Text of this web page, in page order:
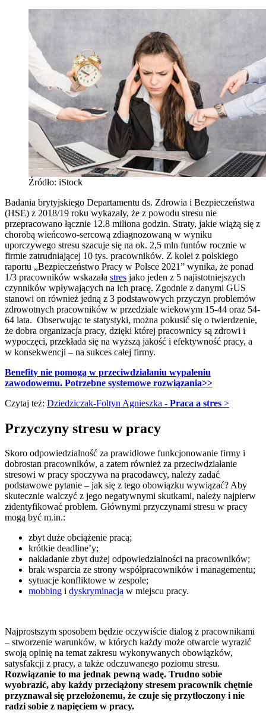
Źródło: iStock
Badania brytyjskiego Departamentu ds. Zdrowia i Bezpieczeństwa
(HSE) z 2018/19 roku wykazały, że z powodu stresu nie
przepracowano łącznie 12.8 miliona godzin. Straty, jakie wiążą się z
chorobą wieńcowo-sercową zdiagnozowaną w wyniku
uporczywego stresu szacuje się na ok. 2,5 mln funtów rocznie w
firmie zatrudniającej 10 tys. pracowników. Z kolei z polskiego
raportu „Bezpieczeństwo Pracy w Polsce 2021” wynika, że ponad
1/3 pracowników wskazała stres jako jeden z 5 najistotniejszych
czynników wpływających na ich pracę. Zgodnie z danymi GUS
stanowi on również jedną z 3 podstawowych przyczyn problemów
zdrowotnych pracowników w przedziale wiekowym 15-44 oraz 54-
64 lata. Obserwując te statystyki, można pokusić się o twierdzenie,
że dobra organizacja pracy, dzięki której pracownicy są zdrowi i
wypoczęci, przekłada się na wyższą jakość i efektywność pracy, a
w konsekwencji – na sukces całej firmy.
Benefity nie pomogą w przeciwdziałaniu wypaleniu
zawodowemu. Potrzebne systemowe rozwiązania>>
Czytaj też: Dziedziczak-Foltyn Agnieszka - Praca a stres >
Przyczyny stresu w pracy
Skoro odpowiedzialność za prawidłowe funkcjonowanie firmy i
dobrostan pracowników, a zatem również za przeciwdziałanie
stresowi w pracy spoczywa na pracodawcy, należy zadać
podstawowe pytanie – jak się z tego obowiązku wywiązać? Aby
skutecznie walczyć z jego negatywnymi skutkami, należy najpierw
zidentyfikować problem. Głównymi przyczynami stresu w pracy
mogą być m.in.:
zbyt duże obciążenie pracą;
krótkie deadline’y;
nakładanie zbyt dużej odpowiedzialności na pracowników;
brak wsparcia ze strony współpracowników i managementu;
sytuacje konfliktowe w zespole;
mobbing i dyskryminacja w miejscu pracy.
Najprostszym sposobem będzie oczywiście dialog z pracownikami
– stworzenie warunków, w których każdy może otwarcie wyrazić
swoją opinię na temat zakresu wykonywanych obowiązków,
satysfakcji z pracy, a także odczuwanego poziomu stresu.
Rozwiązanie to ma jednak pewną wadę. Trudno sobie
wyobrazić, aby każdy przeciążony stresem pracownik chętnie
przyznawał się przełożonemu, że czuje się przytłoczony i nie
radzi sobie z napięciem w pracy.